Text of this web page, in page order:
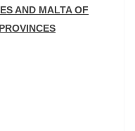
AND MALTA OF